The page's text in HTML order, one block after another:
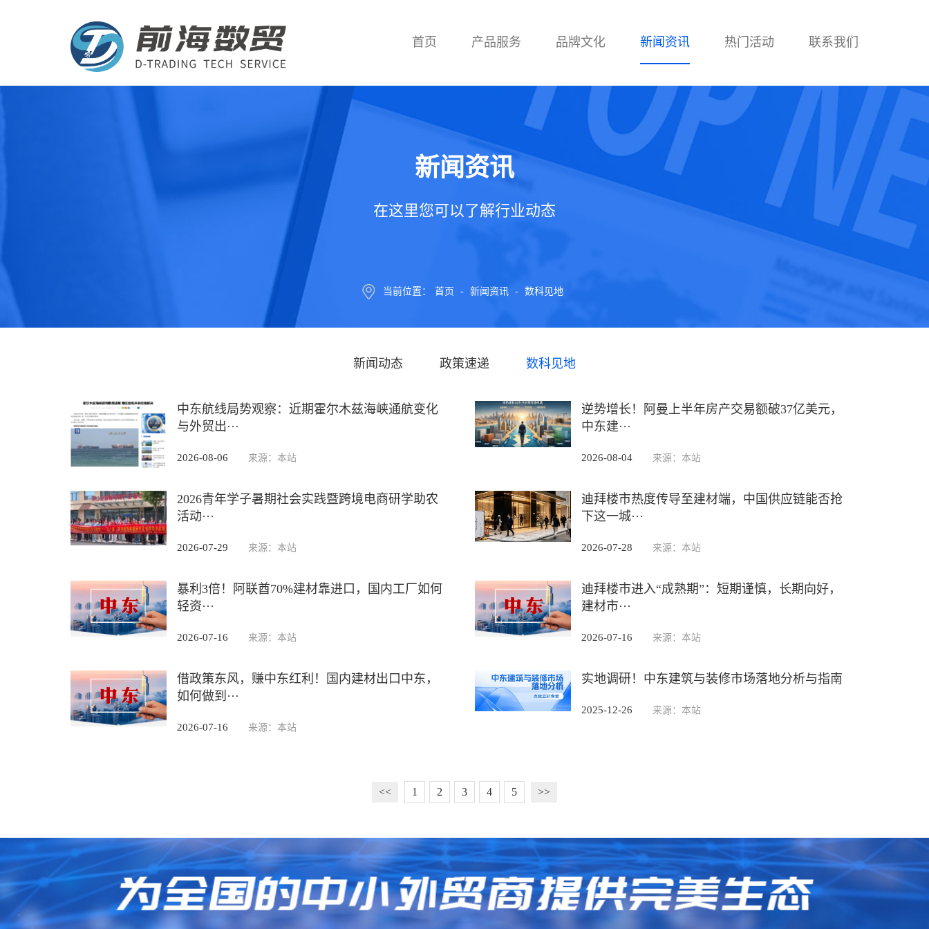
首页 产品服务 品牌文化 新闻资讯 热门活动 联系我们
新闻资讯
在这里您可以了解行业动态
当前位置： 首页 - 新闻资讯 - 数科见地
新闻动态 政策速递 数科见地
中东航线局势观察：近期霍尔木兹海峡通航变化
与外贸出···
2026-08-06 来源：本站
逆势增长！阿曼上半年房产交易额破37亿美元，
中东建···
2026-08-04 来源：本站
2026青年学子暑期社会实践暨跨境电商研学助农
活动···
2026-07-29 来源：本站
迪拜楼市热度传导至建材端，中国供应链能否抢
下这一城···
2026-07-28 来源：本站
暴利3倍！阿联酋70%建材靠进口，国内工厂如何
轻资···
2026-07-16 来源：本站
迪拜楼市进入“成熟期”：短期谨慎，长期向好，
建材市···
2026-07-16 来源：本站
借政策东风，赚中东红利！国内建材出口中东，
如何做到···
2026-07-16 来源：本站
实地调研！中东建筑与装修市场落地分析与指南
2025-12-26 来源：本站
<< 1 2 3 4 5 >>